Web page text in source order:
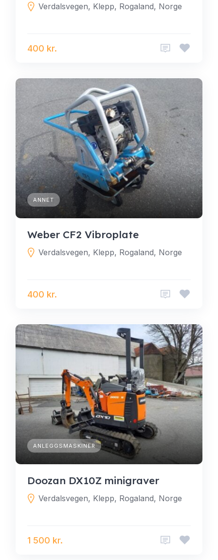
Verdalsvegen, Klepp, Rogaland, Norge
400 kr.
ANNET
Weber CF2 Vibroplate
Verdalsvegen, Klepp, Rogaland, Norge
400 kr.
ANLEGGSMASKINER
Doozan DX10Z minigraver
Verdalsvegen, Klepp, Rogaland, Norge
1 500 kr.